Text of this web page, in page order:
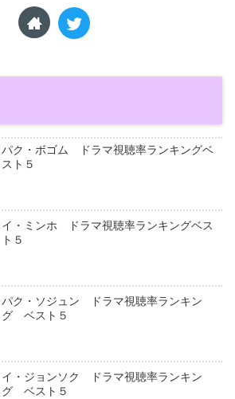
パク・ボゴム ドラマ視聴率ランキングベ
スト５
イ・ミンホ ドラマ視聴率ランキングベス
ト５
パク・ソジュン ドラマ視聴率ランキン
グ ベスト５
イ・ジョンソク ドラマ視聴率ランキン
グ ベスト５